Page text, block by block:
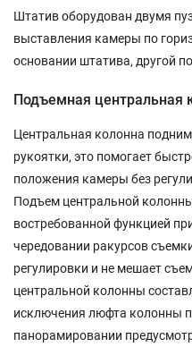
Штатив оборудован двумя
выставления камеры по
основании штатива, другой
Подъемная центральная
Центральная колонна
рукоятки, это помогает
положения камеры без
Подъем центральной
востребованной функцией
чередовании ракурсов
регулировки и не мешает
центральной колонны
исключения люфта колонны
панорамировании